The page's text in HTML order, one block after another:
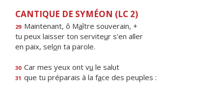
CANTIQUE DE SYMÉON (LC 2)
29 Maintenant, ô Maître souverain, +
tu peux laisser ton serviteur s'en aller
en paix, selon ta parole.
30 Car mes yeux ont vu le salut
31 que tu préparais à la face des peuples :